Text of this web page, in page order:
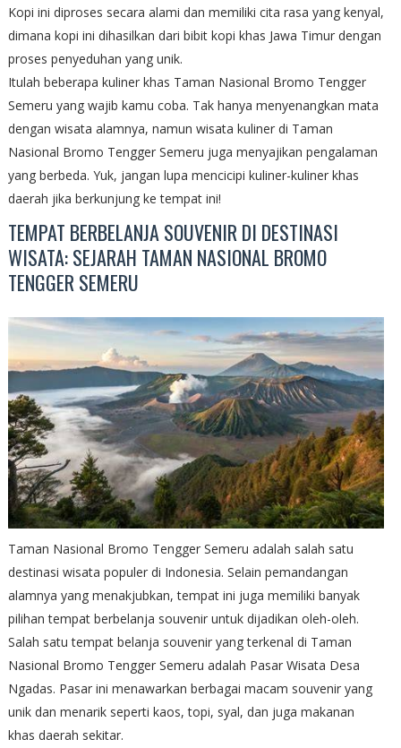
Kopi ini diproses secara alami dan memiliki cita rasa yang kenyal,
dimana kopi ini dihasilkan dari bibit kopi khas Jawa Timur dengan
proses penyeduhan yang unik.
Itulah beberapa kuliner khas Taman Nasional Bromo Tengger
Semeru yang wajib kamu coba. Tak hanya menyenangkan mata
dengan wisata alamnya, namun wisata kuliner di Taman
Nasional Bromo Tengger Semeru juga menyajikan pengalaman
yang berbeda. Yuk, jangan lupa mencicipi kuliner-kuliner khas
daerah jika berkunjung ke tempat ini!
TEMPAT BERBELANJA SOUVENIR DI DESTINASI
WISATA: SEJARAH TAMAN NASIONAL BROMO
TENGGER SEMERU
Taman Nasional Bromo Tengger Semeru adalah salah satu
destinasi wisata populer di Indonesia. Selain pemandangan
alamnya yang menakjubkan, tempat ini juga memiliki banyak
pilihan tempat berbelanja souvenir untuk dijadikan oleh-oleh.
Salah satu tempat belanja souvenir yang terkenal di Taman
Nasional Bromo Tengger Semeru adalah Pasar Wisata Desa
Ngadas. Pasar ini menawarkan berbagai macam souvenir yang
unik dan menarik seperti kaos, topi, syal, dan juga makanan
khas daerah sekitar.